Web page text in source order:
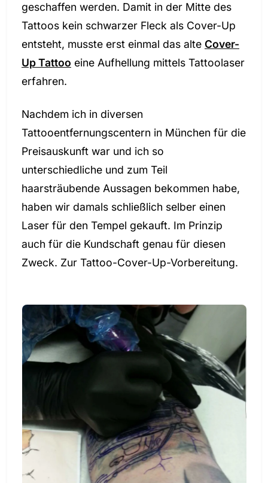
geschaffen werden. Damit in der Mitte des
Tattoos kein schwarzer Fleck als Cover-Up
entsteht, musste erst einmal das alte Cover-
Up Tattoo eine Aufhellung mittels Tattoolaser
erfahren.
Nachdem ich in diversen
Tattooentfernungscentern in München für die
Preisauskunft war und ich so
unterschiedliche und zum Teil
haarsträubende Aussagen bekommen habe,
haben wir damals schließlich selber einen
Laser für den Tempel gekauft. Im Prinzip
auch für die Kundschaft genau für diesen
Zweck. Zur Tattoo-Cover-Up-Vorbereitung.